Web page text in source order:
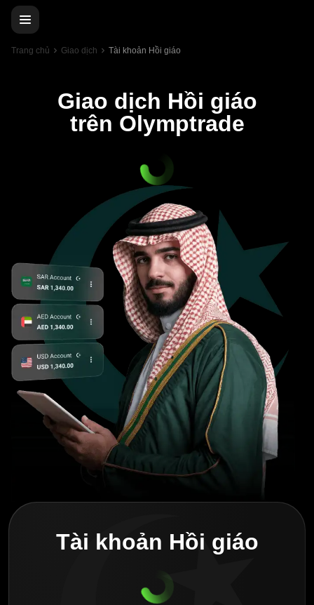
Trang chủ Giao dịch Tài khoản Hồi giáo
Giao dịch Hồi giáo
trên Olymptrade
Tài khoản Hồi giáo